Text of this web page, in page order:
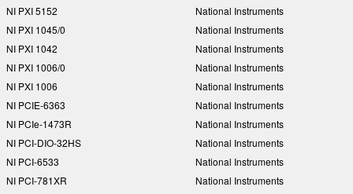
NI PXI 5152
National Instruments
NI PXI 1045/0
National Instruments
NI PXI 1042
National Instruments
NI PXI 1006/0
National Instruments
NI PXI 1006
National Instruments
NI PCIE-6363
National Instruments
NI PCIe-1473R
National Instruments
NI PCI-DIO-32HS
National Instruments
NI PCI-6533
National Instruments
NI PCI-781XR
National Instruments